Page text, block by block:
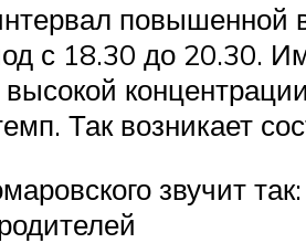
повышенной
с 18.30 до 20.30.
Так возникает
звучит